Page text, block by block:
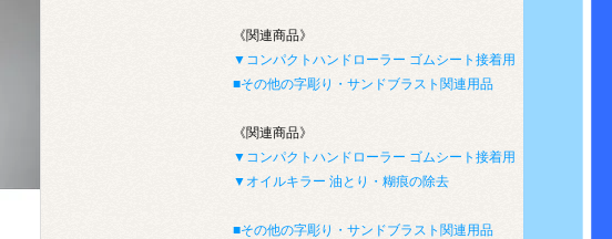
《関連商品》
▼コンパクトハンドローラー ゴムシート接着用
■その他の字彫り・サンドブラスト関連用品
《関連商品》
▼コンパクトハンドローラー ゴムシート接着用
▼オイルキラー 油とり・糊痕の除去
■その他の字彫り・サンドブラスト関連用品